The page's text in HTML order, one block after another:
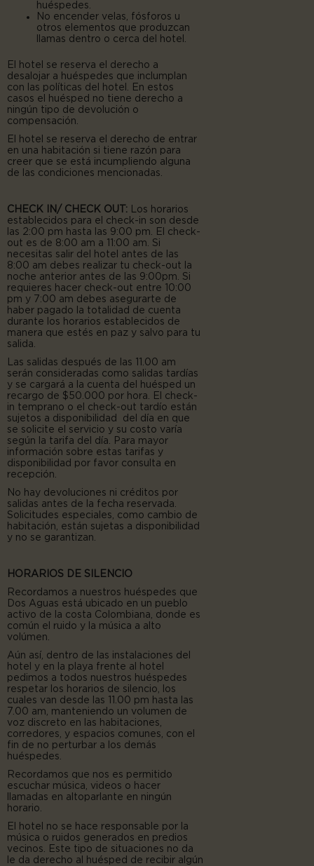
huéspedes.
No encender velas, fósforos u
otros elementos que produzcan
llamas dentro o cerca del hotel.
El hotel se reserva el derecho a
desalojar a huéspedes que inclumplan
con las políticas del hotel. En estos
casos el huésped no tiene derecho a
ningún tipo de devolución o
compensación.
El hotel se reserva el derecho de entrar
en una habitación si tiene razón para
creer que se está incumpliendo alguna
de las condiciones mencionadas.
CHECK IN/ CHECK OUT: Los horarios
establecidos para el check-in son desde
las 2:00 pm hasta las 9:00 pm. El check-
out es de 8:00 am a 11:00 am. Si
necesitas salir del hotel antes de las
8:00 am debes realizar tu check-out la
noche anterior antes de las 9:00pm. Si
requieres hacer check-out entre 10:00
pm y 7:00 am debes asegurarte de
haber pagado la totalidad de cuenta
durante los horarios establecidos de
manera que estés en paz y salvo para tu
salida.
Las salidas después de las 11.00 am
serán consideradas como salidas tardías
y se cargará a la cuenta del huésped un
recargo de $50.000 por hora. El check-
in temprano o el check-out tardío están
sujetos a disponibilidad del día en que
se solicite el servicio y su costo varía
según la tarifa del día. Para mayor
información sobre estas tarifas y
disponibilidad por favor consulta en
recepción.
No hay devoluciones ni créditos por
salidas antes de la fecha reservada.
Solicitudes especiales, como cambio de
habitación, están sujetas a disponibilidad
y no se garantizan.
HORARIOS DE SILENCIO
Recordamos a nuestros huéspedes que
Dos Aguas está ubicado en un pueblo
activo de la costa Colombiana, donde es
común el ruido y la música a alto
volúmen.
Aún así, dentro de las instalaciones del
hotel y en la playa frente al hotel
pedimos a todos nuestros huéspedes
respetar los horarios de silencio, los
cuales van desde las 11.00 pm hasta las
7.00 am, manteniendo un volumen de
voz discreto en las habitaciones,
corredores, y espacios comunes, con el
fin de no perturbar a los demás
huéspedes.
Recordamos que nos es permitido
escuchar música, videos o hacer
llamadas en altoparlante en ningún
horario.
El hotel no se hace responsable por la
música o ruidos generados en predios
vecinos. Este tipo de situaciones no da
le da derecho al huésped de recibir algún